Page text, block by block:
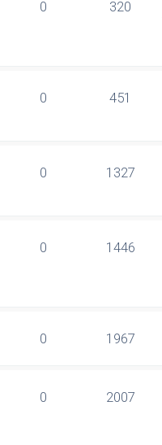
0 320
0 451
0 1327
0 1446
0 1967
0 2007